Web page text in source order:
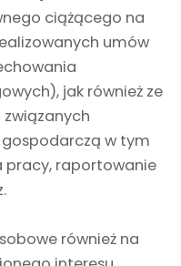
ciążącego na
umów
jak również ze
w tym
pracy, raportowanie
również na